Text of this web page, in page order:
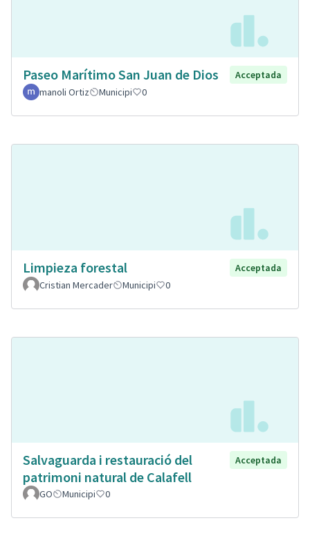
Paseo Marítimo San Juan de Dios
Acceptada
manoli Ortiz
Municipi 0
Limpieza forestal
Acceptada
Cristian Mercader
Municipi 0
Salvaguarda i restauració del
patrimoni natural de Calafell
Acceptada
GO Municipi 0